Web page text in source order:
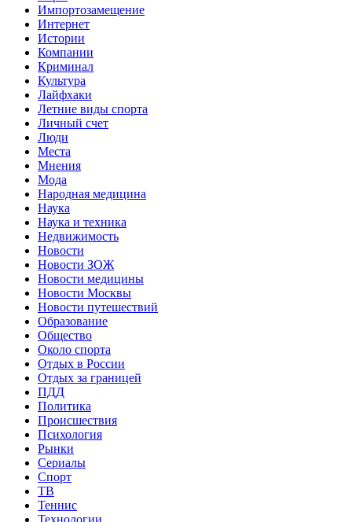
Импортозамещение
Интернет
Истории
Компании
Криминал
Культура
Лайфхаки
Летние виды спорта
Личный счет
Люди
Места
Мнения
Мода
Народная медицина
Наука
Наука и техника
Недвижимость
Новости
Новости ЗОЖ
Новости медицины
Новости Москвы
Новости путешествий
Образование
Общество
Около спорта
Отдых в России
Отдых за границей
ПДД
Политика
Происшествия
Психология
Рынки
Сериалы
Спорт
ТВ
Теннис
Технологии